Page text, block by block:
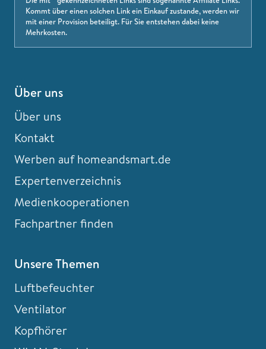
Kommt über einen solchen Link ein Einkauf zustande, werden wir
mit einer Provision beteiligt. Für Sie entstehen dabei keine
Mehrkosten.
Über uns
Über uns
Kontakt
Werben auf homeandsmart.de
Expertenverzeichnis
Medienkooperationen
Fachpartner finden
Unsere Themen
Luftbefeuchter
Ventilator
Kopfhörer